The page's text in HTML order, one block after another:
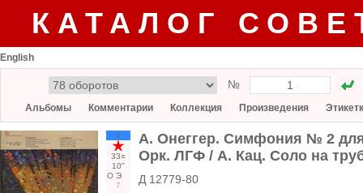
КАТАЛОГ
English
№
Альбомы Комментарии Коллекция Произведения
1
33○
10"
О Э
7
А. Онеггер. Симфония № 2
Орк. ЛГФ / А. Кац. Соло на
Д 12779-80